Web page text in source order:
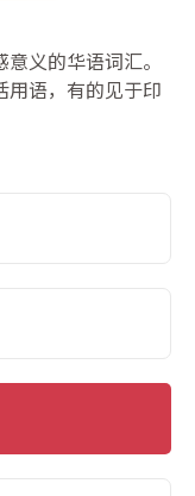
义的华语词汇。
用语，有的见于印